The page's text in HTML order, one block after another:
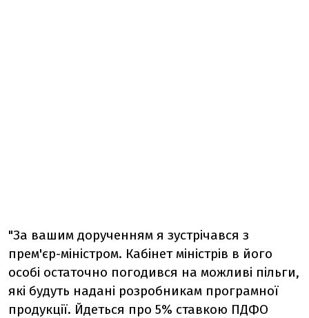
"За вашим дорученням я зустрічався з
прем'єр-міністром. Кабінет міністрів в його
особі остаточно погодився на можливі пільги,
які будуть надані розробникам програмної
продукції. Йдеться про 5% ставкою ПДФО